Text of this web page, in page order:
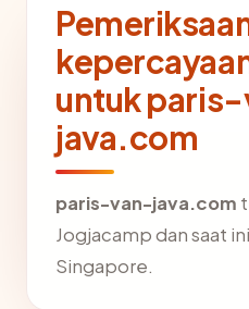
untuk
java.com
paris-van-java.com
Jogjacamp dan saat
Singapore.